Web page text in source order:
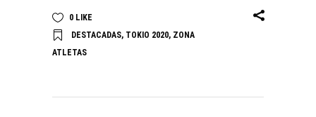
0 LIKE
DESTACADAS, TOKIO 2020, ZONA
ATLETAS